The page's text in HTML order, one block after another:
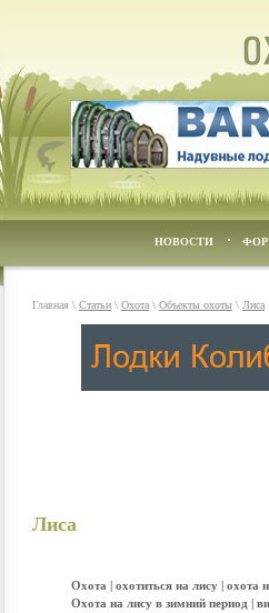
НОВОСТИ
Главная \ Статьи \ Охота \ Объекты охоты \ Лиса
Лиса
Охота | охотиться на лису | охота
Охота на лису в зимний период |